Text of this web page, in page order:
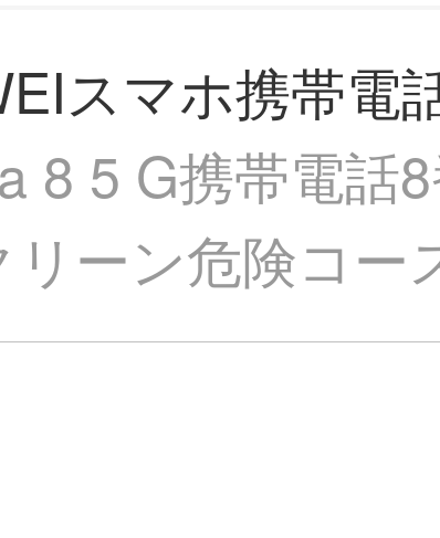
スマホ携帯電
8 5 G携帯電話
ーン危険コー